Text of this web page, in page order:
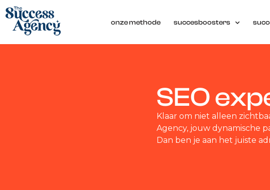
onze methode succesboosters
SEO
Klaar om niet alleen
Agency, jouw dynamische
Dan ben je aan het juiste